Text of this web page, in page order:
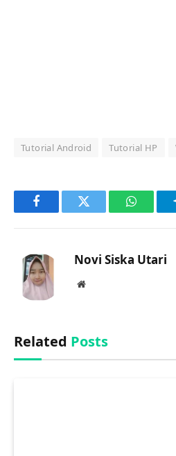
Tutorial Android Tutorial HP
FacebookTwitter
Novi Siska Utari
Website
Related Posts